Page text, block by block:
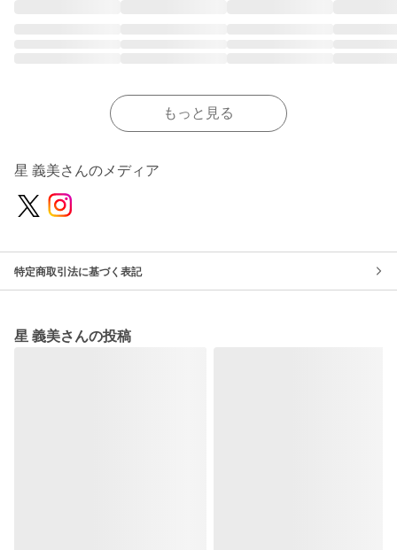
もっと見る
星 義美さんのメディア
特定商取引法に基づく表記
星 義美さんの投稿